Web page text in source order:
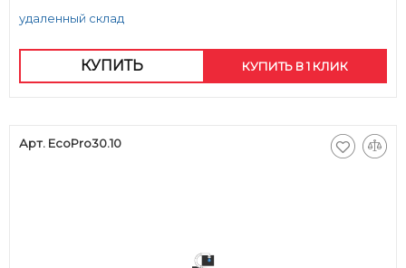
удаленный склад
КУПИТЬ КУПИТЬ В 1 КЛИК
Арт. EcoPro30.10